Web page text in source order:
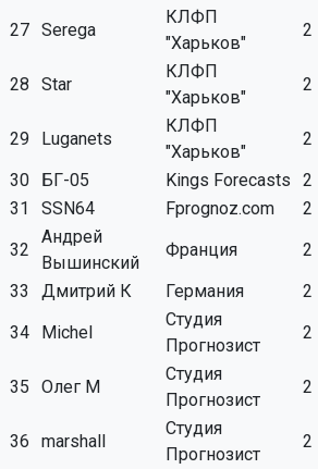
27 Serega
КЛФП
"Харьков"
2
28 Star
КЛФП
"Харьков"
2
29 Luganets
КЛФП
"Харьков"
2
30
БГ-05 Kings Forecasts 2
31
SSN64 Fprognoz.com 2
32
Андрей
Вышинский
Франция 2
33
Дмитрий К Германия 2
34
Michel
Студия
Прогнозист
2
35 Олег М
Студия
Прогнозист
2
36 marshall
Студия
Прогнозист
2